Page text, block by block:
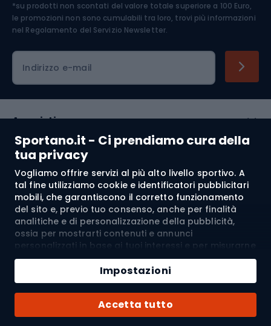
Sportano.it - Ci prendiamo cura della
tua privacy
Vogliamo offrire servizi al più alto livello sportivo. A
tal fine utilizziamo cookie e identificatori pubblicitari
mobili, che garantiscono il corretto funzionamento
del sito e, previo tuo consenso, anche per finalità
analitiche e di personalizzazione della pubblicità,
ossia per mostrarti contenuti e annunci
personalizzati in base ai tuoi interessi e per misurarne
l’efficacia. I cookie e gli identificatori pubblicitari
mobili possono essere utilizzati sia per attività
pubblicitarie personalizzate sia non personalizzate, a
seconda dei consensi da te espressi. Se clicchi su
“Accetta tutto”, acconsenti al trattamento dei tuoi
dati personali da parte di SPORTANO.COM Sp. z o.o. e
Accetta tutto
Impostazioni
Abbigliamento ciclistico
*su prodotti non scontati del valore totale superiore a 100 Euro,
le promozioni non sono cumulabili tra loro, trovi più informazioni
nel Regolamento del Servizio Newsletter.
Indirizzo e-mail
Acquisti
Servizio clienti
Regolamento
Chi siamo
© 2026 Sportano